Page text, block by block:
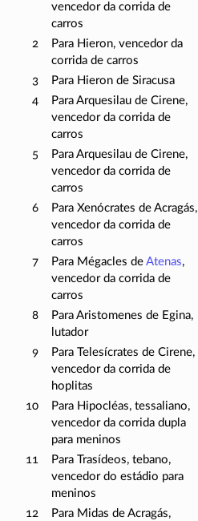
vencedor da corrida de
carros
2
Para Hieron, vencedor da
corrida de carros
3 Para Hieron de Siracusa
4
Para Arquesilau de Cirene,
vencedor da corrida de
carros
5
Para Arquesilau de Cirene,
vencedor da corrida de
carros
6
Para Xenócrates de Acragás,
vencedor da corrida de
carros
7 Para Mégacles de Atenas,
vencedor da corrida de
carros
8
Para Aristomenes de Egina,
lutador
9
Para Telesícrates de Cirene,
vencedor da corrida de
hoplitas
10
Para Hipocléas, tessaliano,
vencedor da corrida dupla
para meninos
11
Para Trasídeos, tebano,
vencedor do estádio para
meninos
12
Para Midas de Acragás,